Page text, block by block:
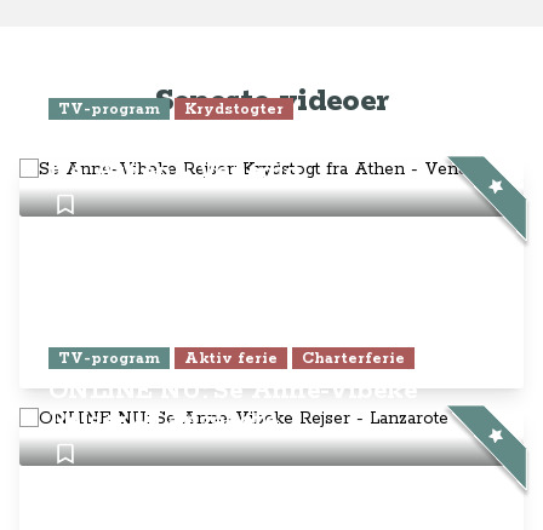
Seneste videoer
TV-program Krydstogter
fra Athen - Venedig
TV-program Aktiv ferie Charterferie
ONLINE NU: Se Anne-Vibeke
Rejser - Lanzarote